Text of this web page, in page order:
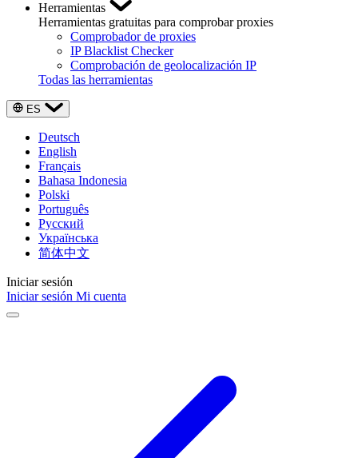
Herramientas
Herramientas gratuitas para comprobar proxies
Comprobador de proxies
IP Blacklist Checker
Comprobación de geolocalización IP
Todas las herramientas
ES
Deutsch
English
Français
Bahasa Indonesia
Polski
Português
Русский
Українська
简体中文
Iniciar sesión
Iniciar sesión Mi cuenta